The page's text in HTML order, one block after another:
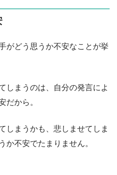
がどう思うか不安なことが挙
しまうのは、自分の発言によ
だから。
しまうかも、悲しませてしま
か不安でたまりません。